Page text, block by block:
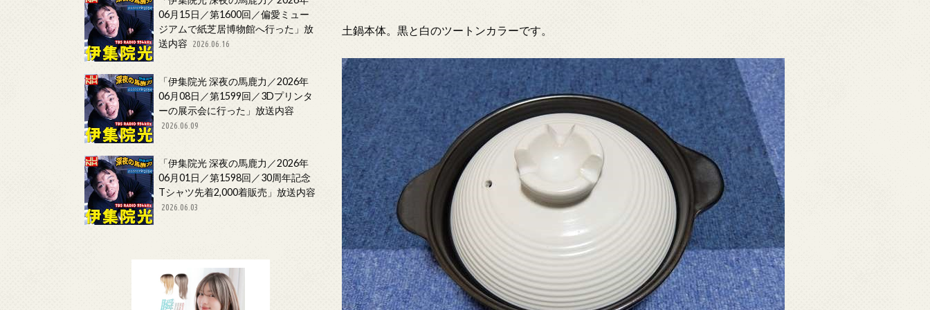
土鍋本体。黒と白のツートンカラーです。
06月15日／第1600回／偏愛ミュー
ジアムで紙芝居博物館へ行った」放
送内容
2026.06.16
「伊集院光 深夜の馬鹿力／2026年
06月08日／第1599回／3Dプリンタ
ーの展示会に行った」放送内容
2026.06.09
「伊集院光 深夜の馬鹿力／2026年
06月01日／第1598回／30周年記念
Tシャツ先着2,000着販売」放送内容
2026.06.03